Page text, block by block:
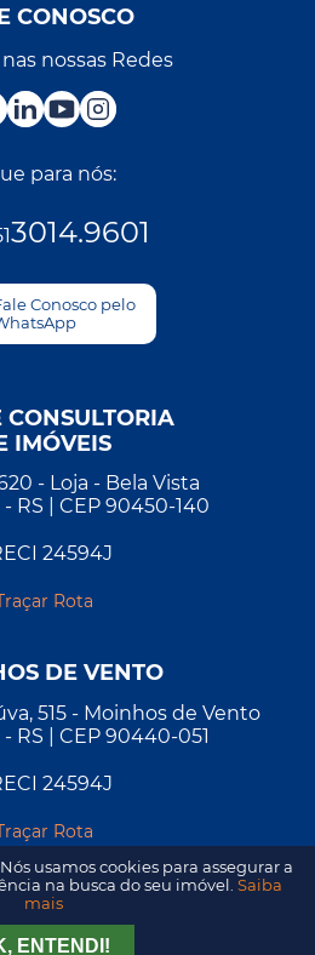
Agendar Visita
CONOSCO
nossas Redes
para nós:
3014.9601
Conosco pelo
CONSULTORIA
IMÓVEIS
- Loja - Bela Vista
RS | CEP 90450-140
24594J
Rota
DE VENTO
515 - Moinhos de Vento
RS | CEP 90440-051
24594J
Rota
usamos cookies para assegurar a
na busca do seu imóvel. Saiba
mais
ENTENDI!